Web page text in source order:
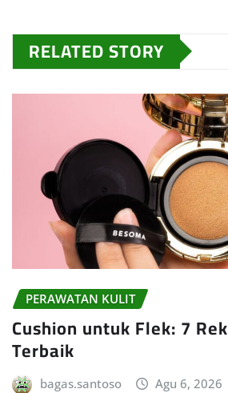
RELATED STORY
PERAWATAN KULIT
Cushion untuk Flek: 7
Terbaik
bagas.santoso Agu 6, 2026